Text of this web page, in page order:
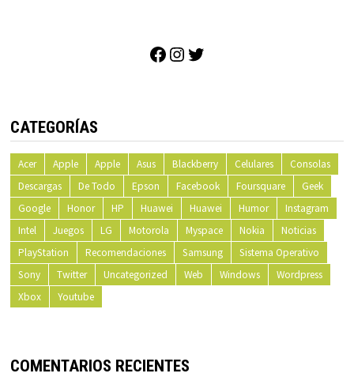
Facebook
Instagram
CATEGORÍAS
Acer Apple Apple Asus Blackberry Celulares
Consolas
Descargas
De Todo Epson Facebook Foursquare
Geek
Google
Honor HP Huawei Huawei Humor
Instagram
Intel
Juegos LG Motorola Myspace Nokia
Noticias
PlayStation
Recomendaciones Samsung
Sistema Operativo
Sony
Twitter Uncategorized Web Windows
Wordpress
Xbox
Youtube
COMENTARIOS RECIENTES